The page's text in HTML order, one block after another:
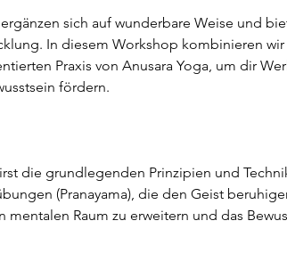
sich auf wunderbare Weise und
In diesem Workshop kombinieren
Praxis von Anusara Yoga, um dir
fördern.
die grundlegenden Prinzipien und
(Pranayama), die den Geist
mentalen Raum zu erweitern und das